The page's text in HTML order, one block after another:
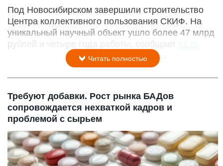
Под Новосибирском завершили строительство
Центра коллективного пользования СКИФ. На
уникальный научный объект ушло более 47 млрд
рублей и четыре года работы, сообщает
e1.ru
Читать полностью
Требуют добавки. Рост рынка БАДов
сопровождается нехваткой кадров и
проблемой с сырьем